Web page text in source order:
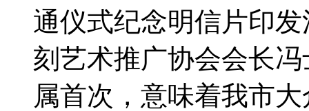
通仪式纪念明信片印
刻艺术推广协会会长
属首次，意味着我市